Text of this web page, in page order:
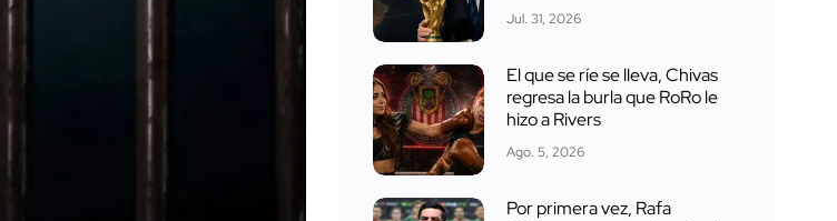
Jul. 31, 2026
El que se ríe se lleva, Chivas
regresa la burla que RoRo le
hizo a Rivers
Ago. 5, 2026
Por primera vez, Rafa